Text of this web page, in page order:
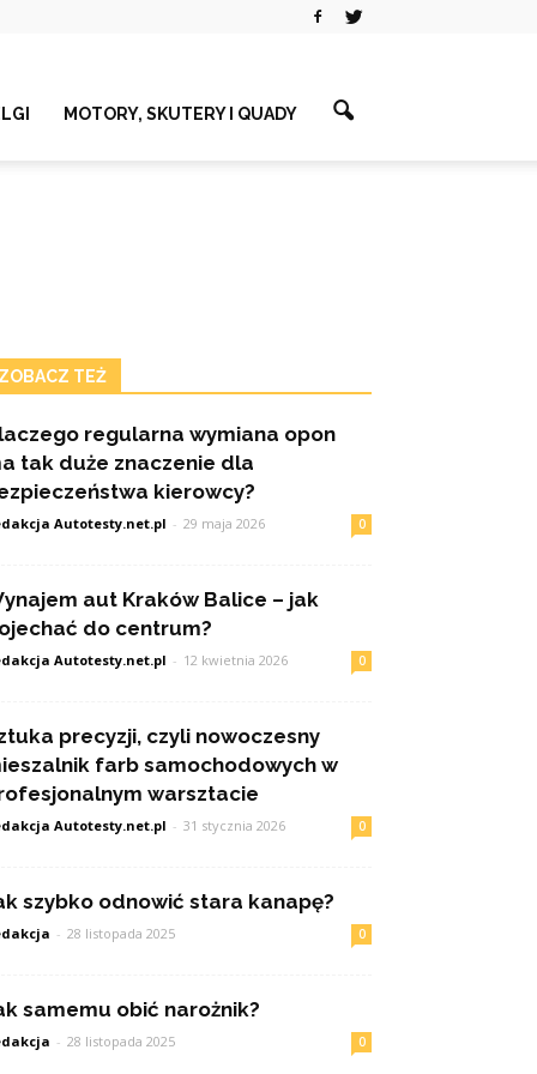
MOTORY, SKUTERY I QUADY
ZOBACZ TEŻ
regularna wymiana opon
tak duże znaczenie dla
kierowcy?
Autotesty.net.pl - 29 maja 2026 0
aut Kraków Balice – jak
do centrum?
Autotesty.net.pl - 12 kwietnia 2026 0
precyzji, czyli nowoczesny
farb samochodowych w
warsztacie
Autotesty.net.pl - 31 stycznia 2026 0
szybko odnowić stara kanapę?
- 28 listopada 2025 0
samemu obić narożnik?
- 28 listopada 2025 0